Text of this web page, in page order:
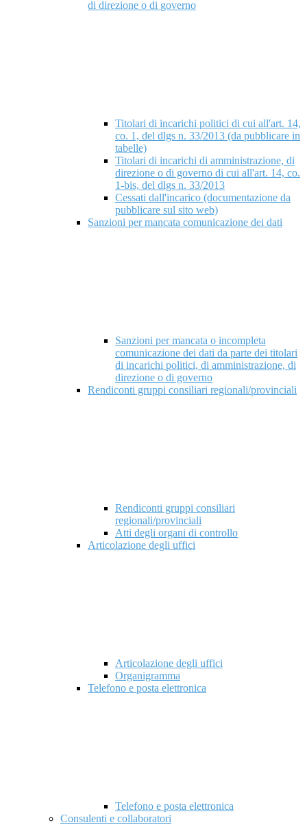
di direzione o di governo
Titolari di incarichi politici di cui all'art. 14,
co. 1, del dlgs n. 33/2013 (da pubblicare in
tabelle)
Titolari di incarichi di amministrazione, di
direzione o di governo di cui all'art. 14, co.
1-bis, del dlgs n. 33/2013
Cessati dall'incarico (documentazione da
pubblicare sul sito web)
Sanzioni per mancata comunicazione dei dati
Sanzioni per mancata o incompleta
comunicazione dei dati da parte dei titolari
di incarichi politici, di amministrazione, di
direzione o di governo
Rendiconti gruppi consiliari regionali/provinciali
Rendiconti gruppi consiliari
regionali/provinciali
Atti degli organi di controllo
Articolazione degli uffici
Articolazione degli uffici
Organigramma
Telefono e posta elettronica
Telefono e posta elettronica
Consulenti e collaboratori